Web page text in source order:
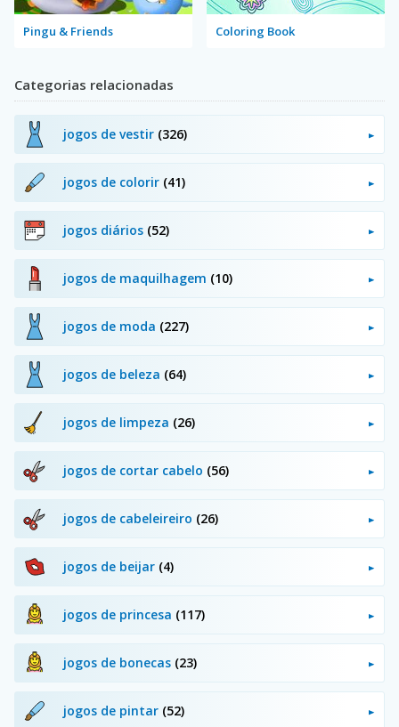
Pingu & Friends Coloring Book
Categorias relacionadas
jogos de vestir (326)
jogos de colorir (41)
jogos diários (52)
jogos de maquilhagem (10)
jogos de moda (227)
jogos de beleza (64)
jogos de limpeza (26)
jogos de cortar cabelo (56)
jogos de cabeleireiro (26)
jogos de beijar (4)
jogos de princesa (117)
jogos de bonecas (23)
jogos de pintar (52)